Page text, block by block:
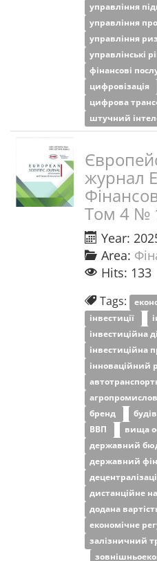
управління
управління
управління
управлінські
фінансові
цифровізація
цифрова
штучний
журнал
Том 4 №
Year:
Area:
Hits: 133
Tags:
інвестиції
інвестиційна
інвестиційна
інноваційний
бренд
ВВП
вища
державний
державний
дистанційне
додана
економічне
залізничний